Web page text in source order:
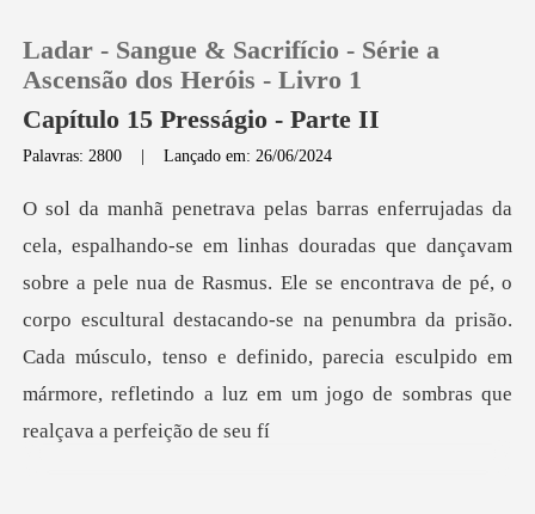
Loja
Histórico
Ladar - Sangue & Sacrifício - Série a
Ascensão dos Heróis - Livro 1
Capítulo 15 Presságio - Parte II
Palavras: 2800 |Lançado em: 26/06/2024
le nua de Rasmus. Ele se encontrava de pé, o
corpo escultural destacando-se na penumbra da prisão.
Cada músculo, ten